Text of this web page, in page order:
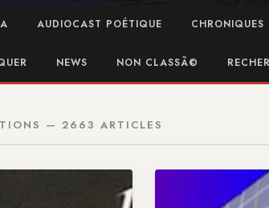
AUDIOCAST POÉTIQUE CHRONIQUES
NEWS NON CLASSÃ©
— 2663 ARTICLES